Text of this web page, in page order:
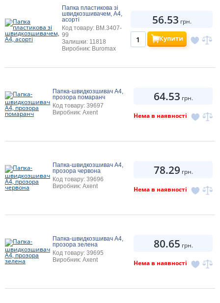
Папка пластикова зі
швидкозшивачем, A4,
асорті
Код товару: BM.3407-
99
Залишки: 11818
Виробник: Buromax
56.53 грн.
Купити
Папка-швидкозшивач А4,
прозора помаранч
Код товару: 39697
Виробник: Axent
64.53 грн.
Нема в наявності
Папка-швидкозшивач А4,
прозора червона
Код товару: 39696
Виробник: Axent
78.29 грн.
Нема в наявності
Папка-швидкозшивач А4,
прозора зелена
Код товару: 39695
Виробник: Axent
80.65 грн.
Нема в наявності